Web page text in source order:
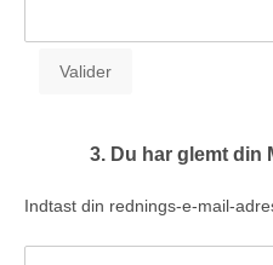
3. Du har glemt din
Indtast din rednings-e-mail-